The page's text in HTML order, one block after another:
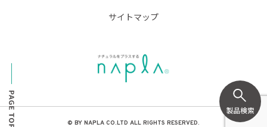
サイトマップ
© BY NAPLA CO.LTD ALL RIGHTS RESERVED.